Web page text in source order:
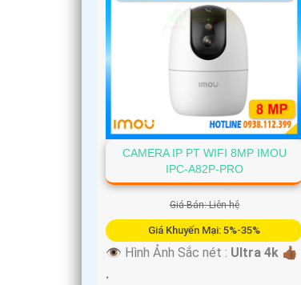
CAMERA IP PT WIFI 8MP IMOU
IPC-A82P-PRO
Giá Bán: Liên hệ
Giá Khuyến Mại: 5%-35%
👁 Hình Ảnh Sắc nét : Ultra 4k 👍🏾
.